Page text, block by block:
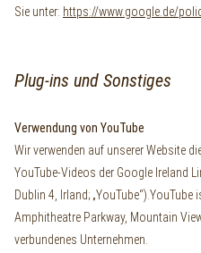
Sie unter: https://www.google.de/
Plug-ins und Sonstiges
Verwendung von YouTube
Wir verwenden auf unserer Website
YouTube-Videos der Google Ireland
Dublin 4, Irland;
Amphitheatre Parkway, Mountain
verbundenes Unternehmen.